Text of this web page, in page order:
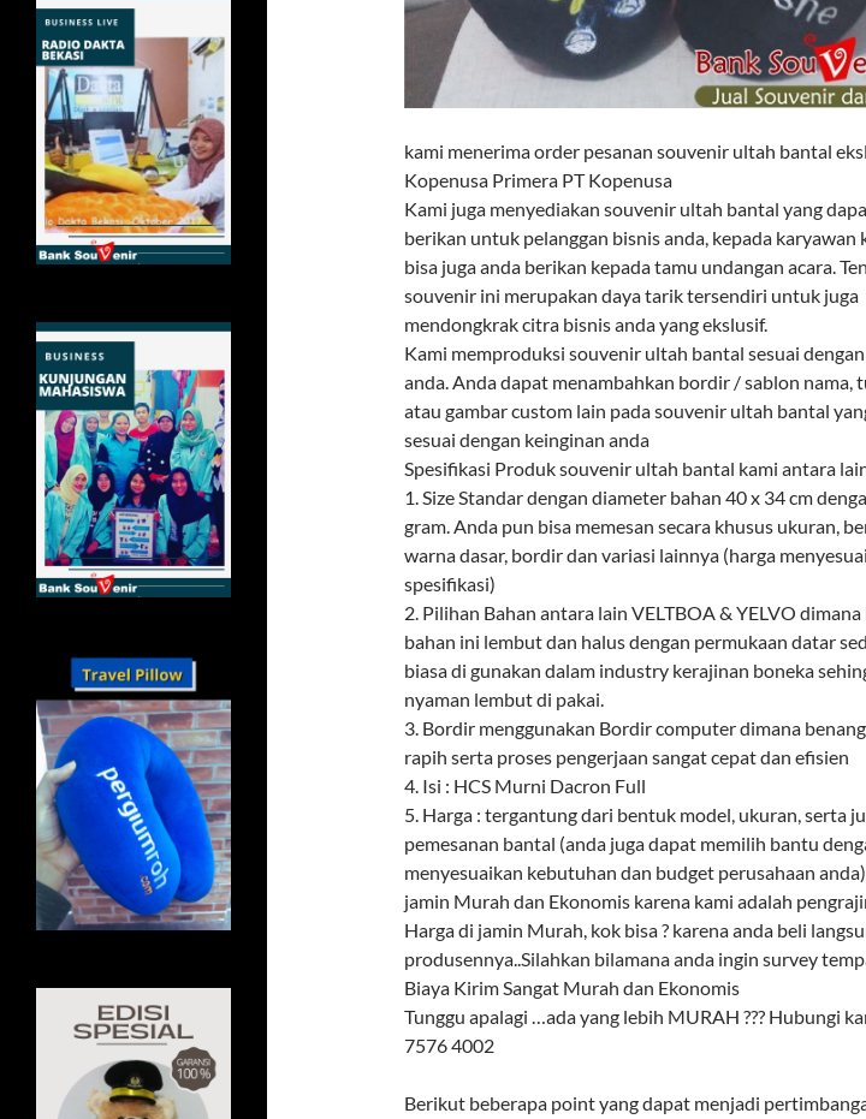
kami menerima order pesanan souvenir ultah bantal
Kopenusa Primera PT Kopenusa
Kami juga menyediakan souvenir ultah bantal yang
berikan untuk pelanggan bisnis anda, kepada karyawan
bisa juga anda berikan kepada tamu undangan acara.
souvenir ini merupakan daya tarik tersendiri untuk juga
mendongkrak citra bisnis anda yang ekslusif.
Kami memproduksi souvenir ultah bantal sesuai
anda. Anda dapat menambahkan bordir / sablon nama,
atau gambar custom lain pada souvenir ultah bantal
sesuai dengan keinginan anda
Spesifikasi Produk souvenir ultah bantal kami antara
1. Size Standar dengan diameter bahan 40 x 34 cm
gram. Anda pun bisa memesan secara khusus ukuran,
warna dasar, bordir dan variasi lainnya (harga
spesifikasi)
2. Pilihan Bahan antara lain VELTBOA & YELVO
bahan ini lembut dan halus dengan permukaan datar
biasa di gunakan dalam industry kerajinan boneka
nyaman lembut di pakai.
3. Bordir menggunakan Bordir computer dimana
rapih serta proses pengerjaan sangat cepat dan efisien
4. Isi : HCS Murni Dacron Full
5. Harga : tergantung dari bentuk model, ukuran, serta
pemesanan bantal (anda juga dapat memilih bantu
menyesuaikan kebutuhan dan budget perusahaan
jamin Murah dan Ekonomis karena kami adalah
Harga di jamin Murah, kok bisa ? karena anda beli
produsennya..Silahkan bilamana anda ingin survey
Biaya Kirim Sangat Murah dan Ekonomis
Tunggu apalagi …ada yang lebih MURAH ??? Hubungi
7576 4002
Berikut beberapa point yang dapat menjadi